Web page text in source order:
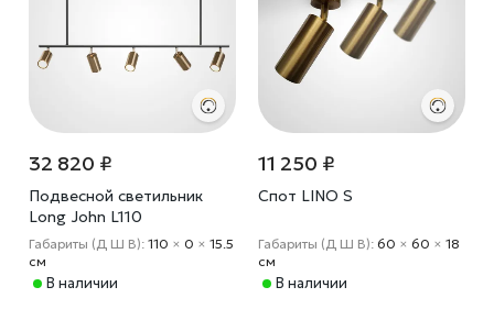
32 820 ₽
Подвесной светильник
Long John L110
Габариты (Д Ш В): 110 × 0 × 15.5
cм
В наличии
11 250 ₽
Спот LINO S
Габариты (Д Ш В): 60 × 60 × 18
cм
В наличии